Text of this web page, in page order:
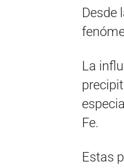
Desde
La
Fe.
Estas